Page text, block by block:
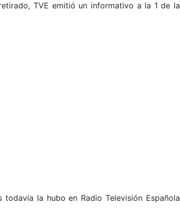
TVE emitió un informativo a la 1 de la
todavía la hubo en Radio Televisión Española